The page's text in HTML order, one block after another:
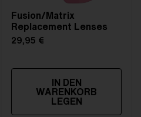
Fusion/Matrix
Replacement Lenses
29,95 €
IN DEN
WARENKORB
LEGEN